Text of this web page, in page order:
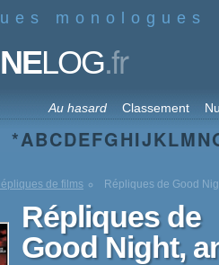
monologues
LOG.fr
Au hasard Classement
*ABCDEFGHIJKLMN
de films Répliques de Good
Répliques de
Good Night,